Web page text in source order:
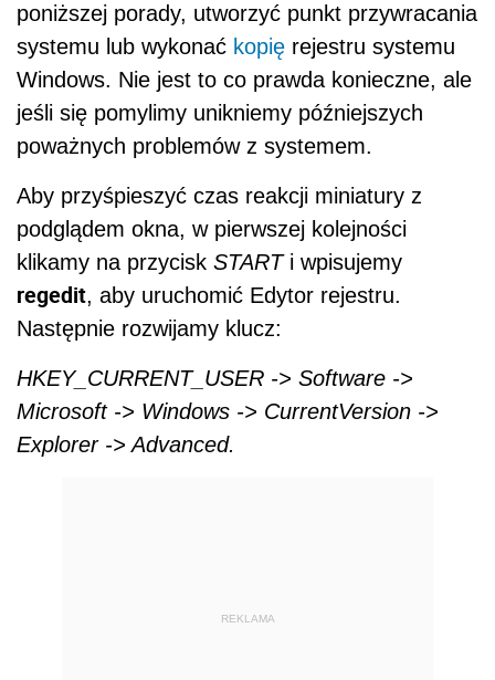
poniższej porady, utworzyć punkt przywracania
systemu lub wykonać kopię rejestru systemu
Windows. Nie jest to co prawda konieczne, ale
jeśli się pomylimy unikniemy późniejszych
poważnych problemów z systemem.
Aby przyśpieszyć czas reakcji miniatury z
podglądem okna, w pierwszej kolejności
klikamy na przycisk START i wpisujemy
regedit, aby uruchomić Edytor rejestru.
Następnie rozwijamy klucz:
HKEY_CURRENT_USER -> Software ->
Microsoft -> Windows -> CurrentVersion ->
Explorer -> Advanced.
REKLAMA